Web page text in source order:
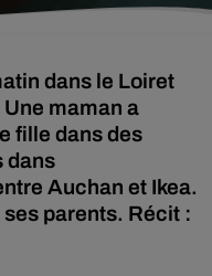
dans le Loiret
maman a
fille dans des
dans
Auchan et Ikea.
parents. Récit :